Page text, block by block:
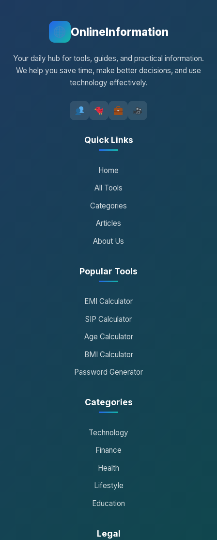
OnlineInformation
Your daily hub for tools, guides, and practical information.
We help you save time, make better decisions, and use
technology effectively.
Quick Links
Home
All Tools
Categories
Articles
About Us
Popular Tools
EMI Calculator
SIP Calculator
Age Calculator
BMI Calculator
Password Generator
Categories
Technology
Finance
Health
Lifestyle
Education
Legal